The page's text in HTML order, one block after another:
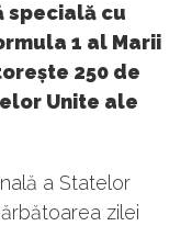
specială cu
1 al Marii
250 de
Unite ale
a Statelor
zilei